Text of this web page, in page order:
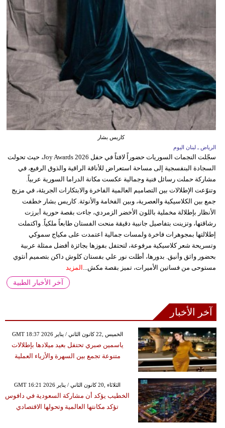
كاريس بشار
الرياض ـ لبنان اليوم
سجّلت النجمات السوريات حضوراً لافتاً في حفل Joy Awards 2026، حيث تحولت
السجادة البنفسجية إلى مساحة استعراض للأناقة الراقية والذوق الرفيع، في
مشاركة حملت رسائل فنية وجمالية عكست مكانة الدراما السورية عربياً.
وتنوّعت الإطلالات بين التصاميم العالمية الفاخرة والابتكارات الجريئة، في مزيج
جمع بين الكلاسيكية والعصرية، وبين الفخامة والأنوثة. كاريس بشار خطفت
الأنظار بإطلالة مخملية باللون الأخضر الزمردي، جاءت بقصة حورية أبرزت
رشاقتها، وتزينت بتفاصيل جانبية دقيقة منحت الفستان طابعاً ملكياً. واكتملت
إطلالتها بمجوهرات فاخرة ولمسات جمالية اعتمدت على مكياج سموكي
وتسريحة شعر كلاسيكية مرفوعة، لتحتفل بفوزها بجائزة أفضل ممثلة عربية
بحضور واثق وأنيق. بدورها، أطلت نور علي بفستان كلوش داكن بتصميم أنثوي
مستوحى من فساتين الأميرات، تميز بقصة مكش... المزيد
آخر الأخبار الطبية
آخر الأخبار
GMT 18:37 2026 الخميس ,22 كانون الثاني / يناير
ياسمين صبري تحتفل بعيد ميلادها بإطلالات
متنوعة تجمع بين السهرة والأزياء العملية
GMT 16:21 2026 الثلاثاء ,20 كانون الثاني / يناير
الخطيب يؤكد أن مشاركة السعودية في دافوس
تؤكد مكانتها العالمية وتحولها الاقتصادي